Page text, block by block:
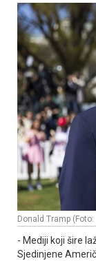
Donald Tramp (Foto:
- Mediji koji šire
Sjedinjene